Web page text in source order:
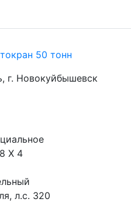
50 тонн
г. Новокуйбышевск
X 4
л.с. 320